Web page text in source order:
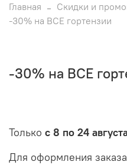
Главная
Скидки и
-30% на ВСЕ гортензии
-30% на ВСЕ
Только с 8 по 24
Для оформления